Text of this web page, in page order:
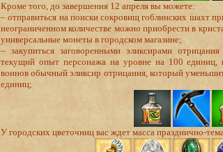
Кроме того, до завершения 12 апреля вы можете:
– отправиться на поиски сокровищ гоблинских шахт
неограниченном количестве можно приобрести в
универсальные монеты в городском магазине;
– закупиться заговоренными эликсирами
текущий опыт персонажа на уровне на 100 единиц,
воинов обычный эликсир отрицания, который
единиц;
У городских цветочниц вас ждет масса празднично-